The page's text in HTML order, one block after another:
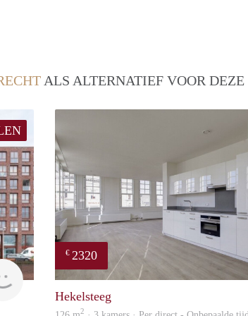
ALS ALTERNATIEF VOOR
finder
€ 2320
Hekelsteeg
2